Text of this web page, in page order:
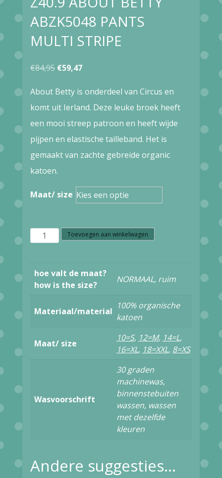
ABZK5048 PANTS
MULTI STRIPE
€84,95 Oorspronkelijke
was:
€59,47Huidige
About Betty is onderdeel van Circus en
komt uit Ierland. Deze leuke broek heeft
een mooi streep patroon en heeft wijde
pijpen en elastische tailleband. Het is
gemaakt van zachte gebreide organic
katoen.
Maat/ size
Z40.9
ABZK5048
MULTI
aantal
Toevoegen aan winkelwagen
hoe valt de maat?
how is the size?
NORMAAL, ruim
Materiaal/material
100% organische
katoen
Maat/ size
10=S, 12=M, 14=L,
16=XL, 18=XXL, 8=XS
Wasvoorschrift
30 graden
machinewas,
binnenstebuiten
wassen, wassen
met dezelfde
kleuren
Andere suggesties…